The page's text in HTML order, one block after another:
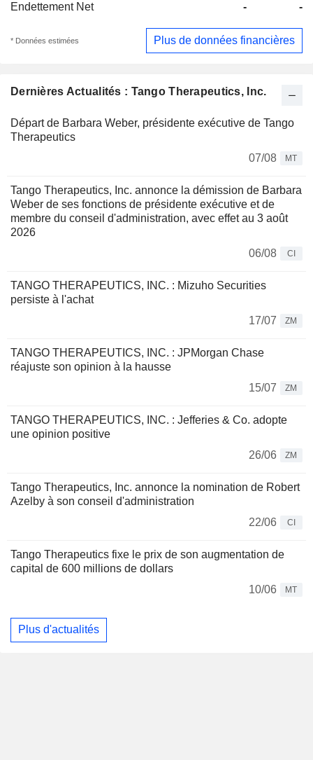
Dernières Actualités : Tango Therapeutics, Inc.
Départ de Barbara Weber, présidente exécutive de Tango
Therapeutics
07/08
MT
Tango Therapeutics, Inc. annonce la démission de Barbara
Weber de ses fonctions de présidente exécutive et de
membre du conseil d'administration, avec effet au 3 août
2026
06/08
CI
TANGO THERAPEUTICS, INC. : Mizuho Securities
persiste à l'achat
17/07
ZM
TANGO THERAPEUTICS, INC. : JPMorgan Chase
réajuste son opinion à la hausse
15/07
ZM
TANGO THERAPEUTICS, INC. : Jefferies & Co. adopte
une opinion positive
26/06
ZM
Tango Therapeutics, Inc. annonce la nomination de Robert
Azelby à son conseil d'administration
22/06
CI
Tango Therapeutics fixe le prix de son augmentation de
capital de 600 millions de dollars
10/06
MT
Plus d'actualités
Endettement Net
- -
* Données estimées Plus de données financières